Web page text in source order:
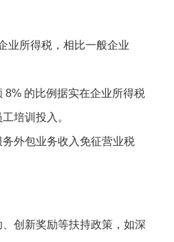
业所得税，相比一般企业
8% 的比例据实在企业所得税
培训投入。
外包业务收入免征营业税
创新奖励等扶持政策，如深